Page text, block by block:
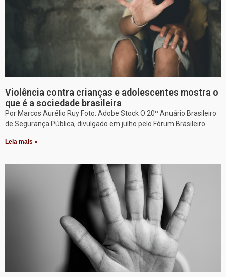
Violência contra crianças e adolescentes mostra o
que é a sociedade brasileira
Por Marcos Aurélio Ruy Foto: Adobe Stock O 20º Anuário Brasileiro
de Segurança Pública, divulgado em julho pelo Fórum Brasileiro
Leia mais »